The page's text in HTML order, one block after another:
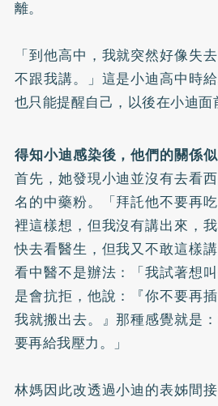
離。
「到他高中，我就突然好像失
不跟我講。」這是小迪高中時
也只能提醒自己，以後在小迪面
得知小迪感染後，他們的關係
首先，她發現小迪並沒有去看
名的中藥粉。「拜託他不要再
裡這樣想，但我沒有講出來，
快去看醫生，但我又不敢這樣
看中醫不是辦法：「我試著想
是會抗拒，他說：『你不要再
我就搬出去。』那種感覺就是
要再給我壓力。」
林媽因此改透過小迪的表姊間